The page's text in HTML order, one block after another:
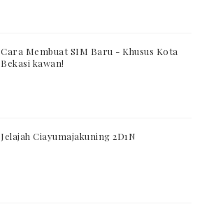
Cara Membuat SIM Baru - Khusus Kota
Bekasi kawan!
Jelajah Ciayumajakuning 2D1N